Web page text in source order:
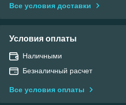
Все условия доставки
Условия оплаты
Наличными
Безналичный расчет
Все условия оплаты